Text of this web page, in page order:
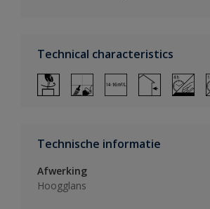
Technical characteristics
Technische informatie
Afwerking
Hoogglans